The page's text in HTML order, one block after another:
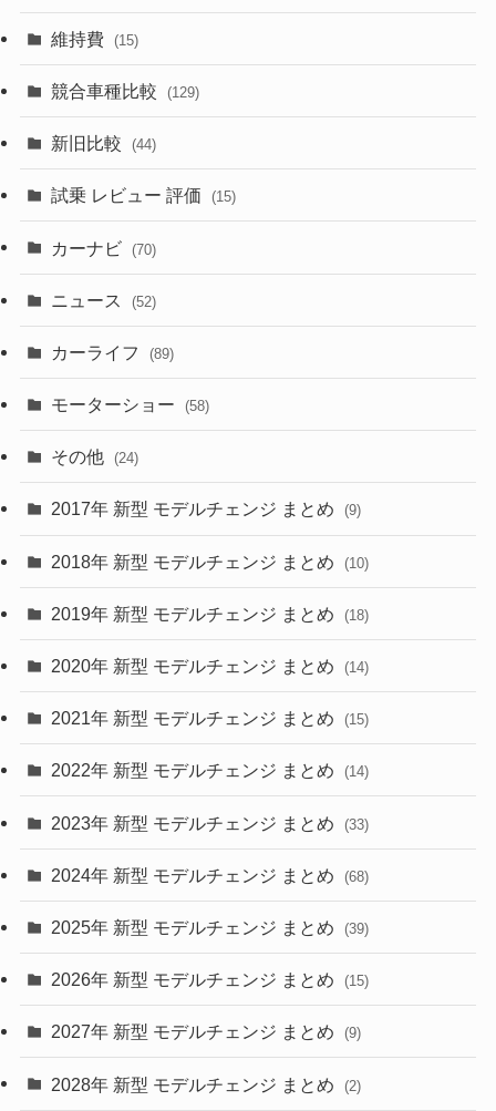
(357)
(328)
(253)
(85)
(84)
(50)
(43)
(6)
(9)
(30)
(27)
(58)
(28)
(27)
(26)
(10)
(35)
(10)
(9)
(22)
(4)
(9)
(4)
(1)
(3)
(3)
(1)
(5)
(7)
維持費 (15)
競合車種比較 (129)
新旧比較 (44)
試乗 レビュー 評価 (15)
カーナビ (70)
ニュース (52)
カーライフ (89)
モーターショー (58)
その他 (24)
2017年 新型 モデルチェンジ まとめ (9)
2018年 新型 モデルチェンジ まとめ (10)
2019年 新型 モデルチェンジ まとめ (18)
2020年 新型 モデルチェンジ まとめ (14)
2021年 新型 モデルチェンジ まとめ (15)
2022年 新型 モデルチェンジ まとめ (14)
2023年 新型 モデルチェンジ まとめ (33)
2024年 新型 モデルチェンジ まとめ (68)
2025年 新型 モデルチェンジ まとめ (39)
2026年 新型 モデルチェンジ まとめ (15)
2027年 新型 モデルチェンジ まとめ (9)
2028年 新型 モデルチェンジ まとめ (2)